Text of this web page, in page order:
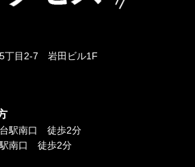
丁目2-7 岩田ビル1F
駅南口 徒歩2分
南口 徒歩2分